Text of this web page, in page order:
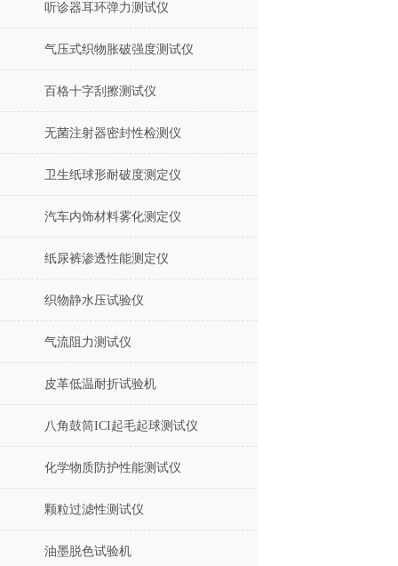
听诊器耳环弹力测试仪
气压式织物胀破强度测试仪
百格十字刮擦测试仪
无菌注射器密封性检测仪
卫生纸球形耐破度测定仪
汽车内饰材料雾化测定仪
纸尿裤渗透性能测定仪
织物静水压试验仪
气流阻力测试仪
皮革低温耐折试验机
八角鼓筒ICI起毛起球测试仪
化学物质防护性能测试仪
颗粒过滤性测试仪
油墨脱色试验机